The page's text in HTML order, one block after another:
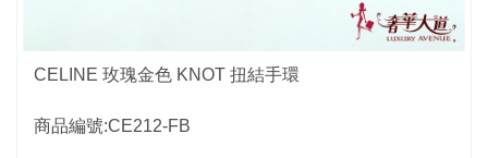
CELINE 玫瑰金色 KNOT 扭結手環
商品編號:CE212-FB